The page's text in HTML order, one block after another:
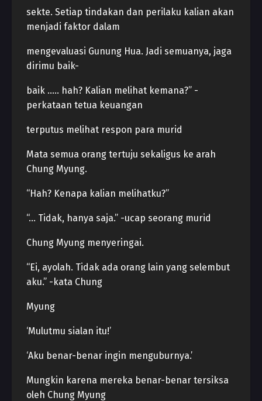
sekte. Setiap tindakan dan perilaku kalian akan
menjadi faktor dalam
mengevaluasi Gunung Hua. Jadi semuanya, jaga
dirimu baik-
baik ….. hah? Kalian melihat kemana?” -
perkataan tetua keuangan
terputus melihat respon para murid
Mata semua orang tertuju sekaligus ke arah
Chung Myung.
“Hah? Kenapa kalian melihatku?”
“… Tidak, hanya saja.” -ucap seorang murid
Chung Myung menyeringai.
“Ei, ayolah. Tidak ada orang lain yang selembut
aku.” -kata Chung
Myung
‘Mulutmu sialan itu!’
‘Aku benar-benar ingin menguburnya.’
Mungkin karena mereka benar-benar tersiksa
oleh Chung Myung